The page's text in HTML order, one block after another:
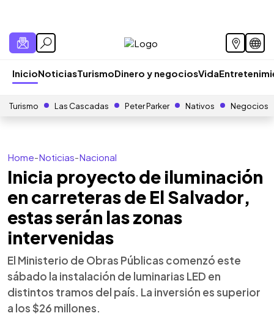
InicioNoticiasTurismoDinero y negociosVida
Turismo Las Cascadas Peter Parker Nativos Negocios
Home-Noticias-Nacional
Inicia proyecto de iluminación
en carreteras de El Salvador,
estas serán las zonas
intervenidas
El Ministerio de Obras Públicas comenzó este
sábado la instalación de luminarias LED en
distintos tramos del país. La inversión es superior
a los $26 millones.